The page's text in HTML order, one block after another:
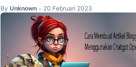
By Unknown • 20 Februari 2023